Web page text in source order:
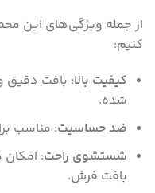
از جمله ویژگی‌های این
کنیم:
کیفیت بالا: بافت دقیق
شده.
ضد حساسیت: مناسب
شستشوی راحت:
بافت فرش.